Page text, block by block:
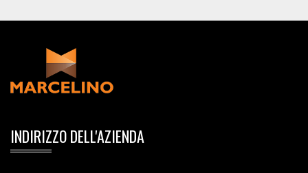
INDIRIZZO DELL'AZIENDA